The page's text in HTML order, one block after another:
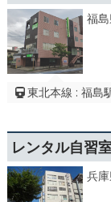
福
東北本線 : 福島
レンタル自習
兵